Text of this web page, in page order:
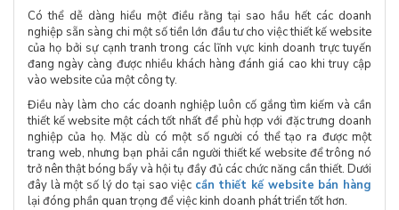
Có thể dễ dàng hiểu một điều rằng tại sao hầu hết các doanh
nghiệp sẵn sàng chi một số tiền lớn đầu tư cho việc thiết kế website
của họ bởi sự cạnh tranh trong các lĩnh vực kinh doanh trực tuyến
đang ngày càng được nhiều khách hàng đánh giá cao khi truy cập
vào website của một công ty.
Điều này làm cho các doanh nghiệp luôn cố gắng tìm kiếm và cần
thiết kế website một cách tốt nhất để phù hợp với đặc trưng doanh
nghiệp của họ. Mặc dù có một số người có thể tạo ra được một
trang web, nhưng bạn phải cần người thiết kế website để trông nó
trở nên thật bóng bẩy và hội tụ đầy đủ các chức năng cần thiết. Dưới
đây là một số lý do tại sao việc cần thiết kế website bán hàng
lại đóng phần quan trọng để việc kinh doanh phát triển tốt hơn.